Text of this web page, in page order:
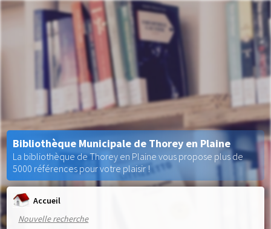
Accueil
Nouvelle recherche
Bibliothèque Municipale de Thorey en Plaine
La bibliothèque de Thorey en Plaine vous propose plus de
5000 références pour votre plaisir !